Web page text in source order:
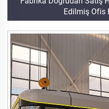
Edilmiş Ofis